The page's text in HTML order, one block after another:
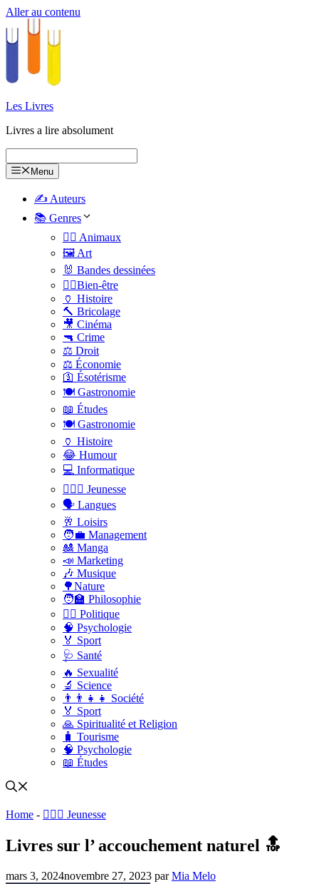
Aller au contenu
Les Livres
Livres a lire absolument
Menu
✍️ Auteurs
📚 Genres
🐕‍🦺 Animaux
🖼️ Art
🐰 Bandes dessinées
🧑‍⚕️Bien-être
🏺 Histoire
🔨 Bricolage
🎥 Cinéma
🔫 Crime
⚖️ Droit
⚖️ Économie
🛐 Ésotérisme
🍽️ Gastronomie
📖 Études
🍽️ Gastronomie
🏺 Histoire
😂 Humour
💻 Informatique
🤸🏽‍♀️ Jeunesse
🗣 Langues
🥂 Loisirs
🧑‍💼 Management
🎎 Manga
📣 Marketing
🎶 Musique
🌳Nature
🧑‍🏫 Philosophie
👨‍⚖️ Politique
🧠 Psychologie
🏅 Sport
🩺 Santé
🔥 Sexualité
🔬 Science
👨‍👨‍👧‍👧 Société
🏅 Sport
🙏 Spiritualité et Religion
🧳 Tourisme
🧠 Psychologie
📖 Études
Home - 🤸🏽‍♀️ Jeunesse
Livres sur l’ accouchement naturel 🔝
mars 3, 2024novembre 27, 2023 parMia Melo